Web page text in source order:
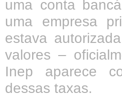
uma conta
uma empresa
estava
valores –
Inep aparece
dessas taxas.